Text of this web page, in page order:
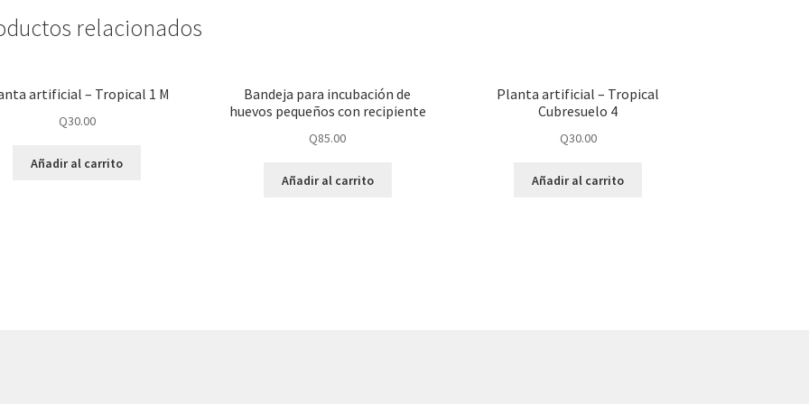
relacionados
artificial – Tropical 1 M
Q30.00
Añadir al carrito
Bandeja para incubación de
huevos pequeños con recipiente
Q85.00
Añadir al carrito
Planta artificial – Tropical
Cubresuelo 4
Q30.00
Añadir al carrito